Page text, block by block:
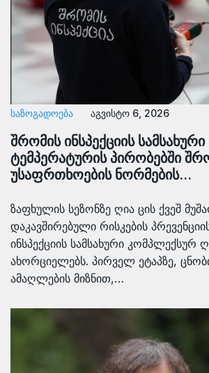
ᲡᲐᲖᲝᲒᲐᲓᲝᲔᲑᲐ აგვისტო 6, 2026
შრომის ინსპექციის
ტემპერატურის პირობებში
უსაფრთხოების ნორმების…
ზაფხულის სეზონზე ღია ცის ქვეშ
დაკავშირებული რისკების
ინსპექციის სამსახური კომპლექსურ
ახორციელებს. პირველ ეტაპზე,
ამაღლების მიზნით,…